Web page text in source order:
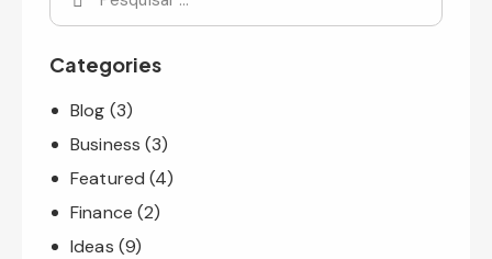
Categories
Blog (3)
Business (3)
Featured (4)
Finance (2)
Ideas (9)